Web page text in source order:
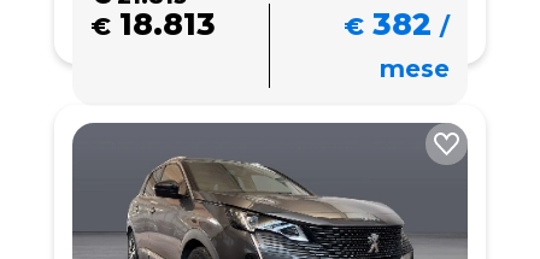
€ 18.813 € 382 /
mese